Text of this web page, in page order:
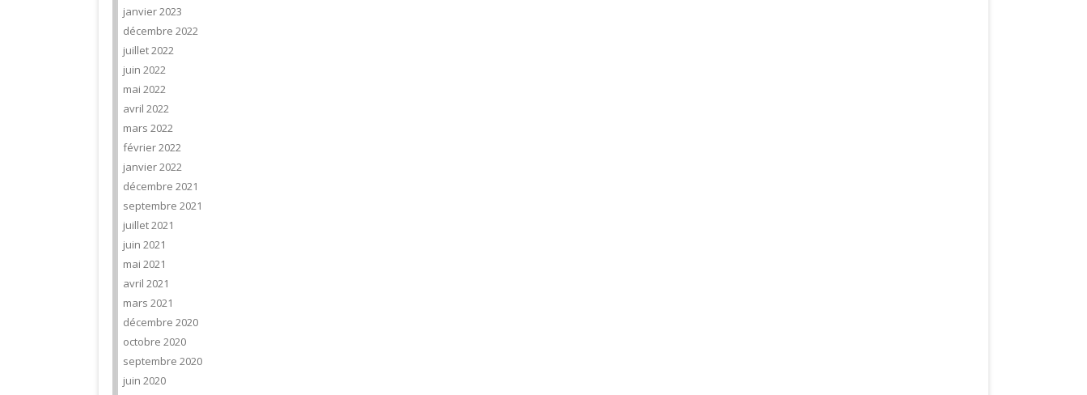
janvier 2023
décembre 2022
juillet 2022
juin 2022
mai 2022
avril 2022
mars 2022
février 2022
janvier 2022
décembre 2021
septembre 2021
juillet 2021
juin 2021
mai 2021
avril 2021
mars 2021
décembre 2020
octobre 2020
septembre 2020
juin 2020